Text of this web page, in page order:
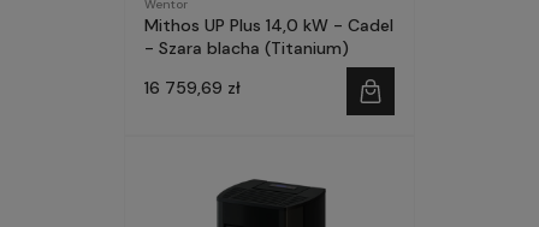
Wentor
Mithos UP Plus 14,0 kW - Cadel
- Szara blacha (Titanium)
16 759,69 zł